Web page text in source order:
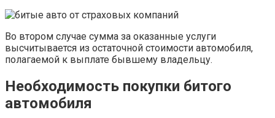
Во втором случае сумма за оказанные услуги
высчитывается из остаточной стоимости автомобиля,
полагаемой к выплате бывшему владельцу.
Необходимость покупки битого
автомобиля